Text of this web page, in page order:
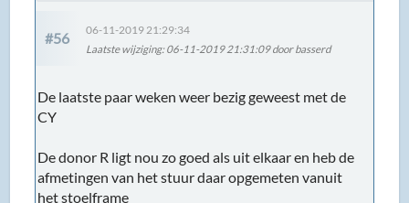
#56
06-11-2019 21:29:34
Laatste wijziging: 06-11-2019 21:31:09 door basserd
De laatste paar weken weer bezig geweest met de
CY
De donor R ligt nou zo goed als uit elkaar en heb de
afmetingen van het stuur daar opgemeten vanuit
het stoelframe